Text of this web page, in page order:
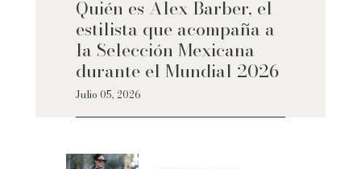
Quién es Alex Barber, el
estilista que acompaña a
la Selección Mexicana
durante el Mundial 2026
Julio 05, 2026